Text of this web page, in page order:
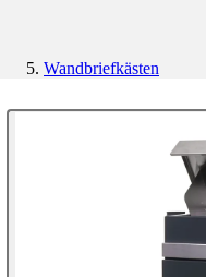
Wandbriefkästen